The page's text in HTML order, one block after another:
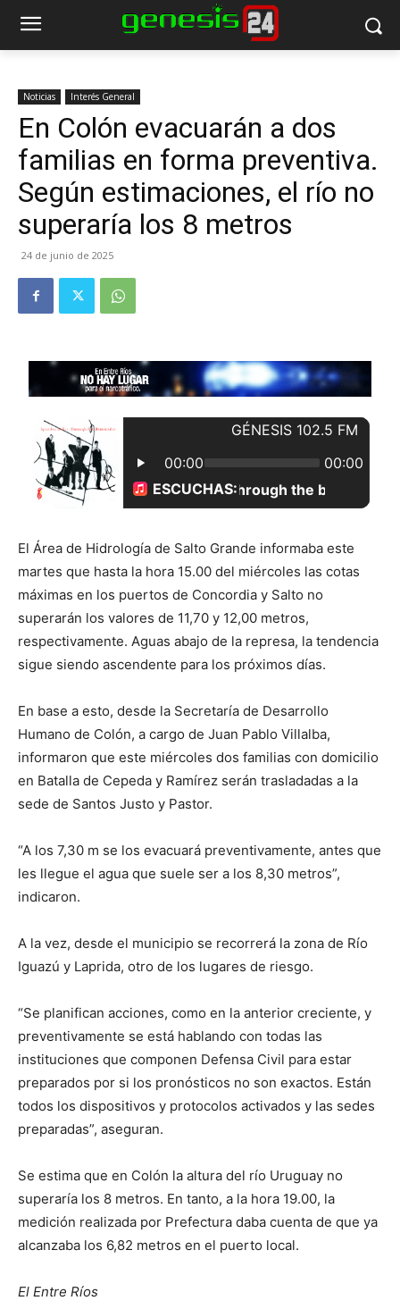
Noticias Interés General
En Colón evacuarán a dos
familias en forma preventiva.
Según estimaciones, el río no
superaría los 8 metros
24 de junio de 2025
El Área de Hidrología de Salto Grande informaba este
martes que hasta la hora 15.00 del miércoles las cotas
máximas en los puertos de Concordia y Salto no
superarán los valores de 11,70 y 12,00 metros,
respectivamente. Aguas abajo de la represa, la tendencia
sigue siendo ascendente para los próximos días.
En base a esto, desde la Secretaría de Desarrollo
Humano de Colón, a cargo de Juan Pablo Villalba,
informaron que este miércoles dos familias con domicilio
en Batalla de Cepeda y Ramírez serán trasladadas a la
sede de Santos Justo y Pastor.
“A los 7,30 m se los evacuará preventivamente, antes que
les llegue el agua que suele ser a los 8,30 metros”,
indicaron.
A la vez, desde el municipio se recorrerá la zona de Río
Iguazú y Laprida, otro de los lugares de riesgo.
“Se planifican acciones, como en la anterior creciente, y
preventivamente se está hablando con todas las
instituciones que componen Defensa Civil para estar
preparados por si los pronósticos no son exactos. Están
todos los dispositivos y protocolos activados y las sedes
preparadas”, aseguran.
Se estima que en Colón la altura del río Uruguay no
superaría los 8 metros. En tanto, a la hora 19.00, la
medición realizada por Prefectura daba cuenta de que ya
alcanzaba los 6,82 metros en el puerto local.
El Entre Ríos